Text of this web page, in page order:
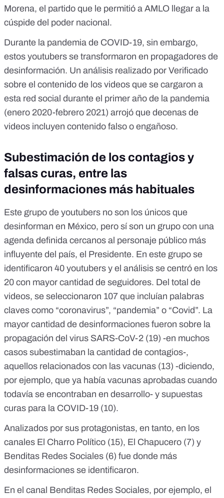
Morena, el partido que le permitió a AMLO llegar a la
cúspide del poder nacional.
Durante la pandemia de COVID-19, sin embargo,
estos youtubers se transformaron en propagadores de
desinformación. Un análisis realizado por Verificado
sobre el contenido de los videos que se cargaron a
esta red social durante el primer año de la pandemia
(enero 2020-febrero 2021) arrojó que decenas de
videos incluyen contenido falso o engañoso.
Subestimación de los contagios y
falsas curas, entre las
desinformaciones más habituales
Este grupo de youtubers no son los únicos que
desinforman en México, pero sí son un grupo con una
agenda definida cercanos al personaje público más
influyente del país, el Presidente. En este grupo se
identificaron 40 youtubers y el análisis se centró en los
20 con mayor cantidad de seguidores. Del total de
videos, se seleccionaron 107 que incluían palabras
claves como “coronavirus”, “pandemia” o “Covid”. La
mayor cantidad de desinformaciones fueron sobre la
propagación del virus SARS-CoV-2 (19) -en muchos
casos subestimaban la cantidad de contagios-,
aquellos relacionados con las vacunas (13) -diciendo,
por ejemplo, que ya había vacunas aprobadas cuando
todavía se encontraban en desarrollo- y supuestas
curas para la COVID-19 (10).
Analizados por sus protagonistas, en tanto, en los
canales El Charro Político (15), El Chapucero (7) y
Benditas Redes Sociales (6) fue donde más
desinformaciones se identificaron.
En el canal Benditas Redes Sociales, por ejemplo, el